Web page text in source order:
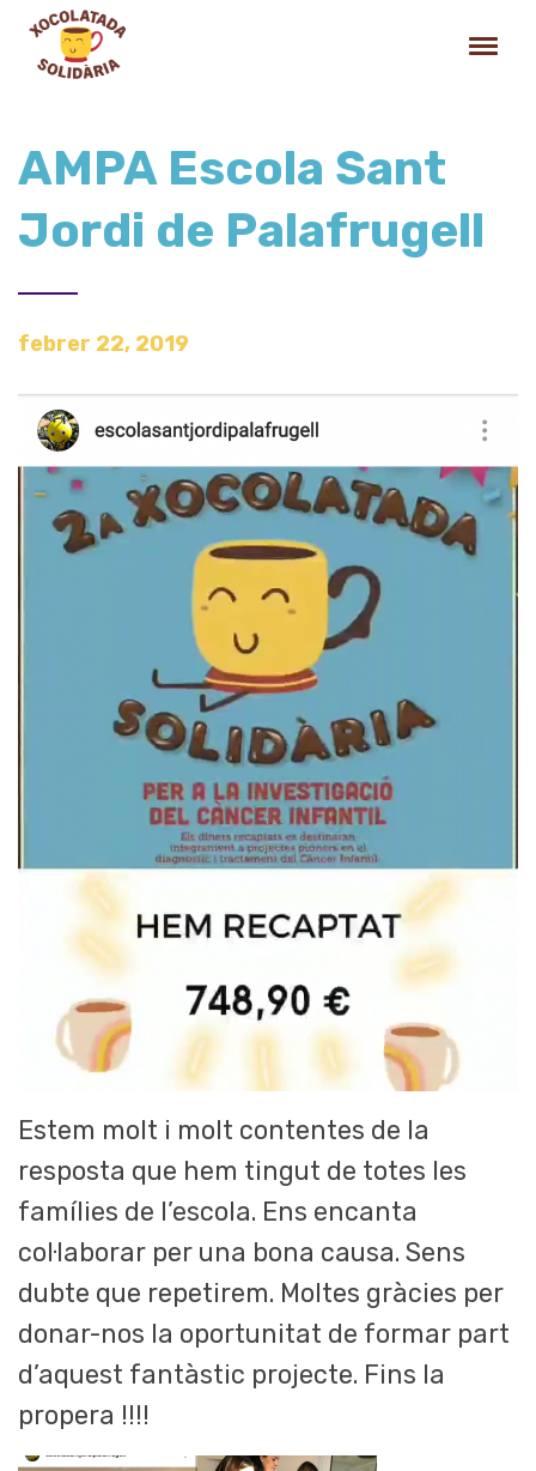
AMPA Escola Sant
Jordi de Palafrugell
febrer 22, 2019
Estem molt i molt contentes de la
resposta que hem tingut de totes les
famílies de l’escola. Ens encanta
col·laborar per una bona causa. Sens
dubte que repetirem. Moltes gràcies per
donar-nos la oportunitat de formar part
d’aquest fantàstic projecte. Fins la
propera !!!!